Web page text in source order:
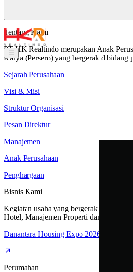
Tentang Kami
PT HK Realtindo merupakan Anak
Karya (Persero) yang bergerak dibidang
Sejarah Perusahaan
Visi & Misi
Struktur Organisasi
Pesan Direktur
Manajemen
Anak Perusahaan
Penghargaan
Bisnis Kami
Kegiatan usaha yang bergerak dibidang
Hotel, Manajemen Properti dan Rest Area
Danantara Housing Expo 2026
Perumahan